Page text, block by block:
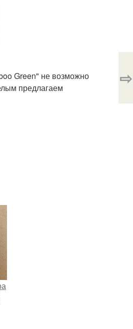
Green" не возможно
предлагаем
⇨